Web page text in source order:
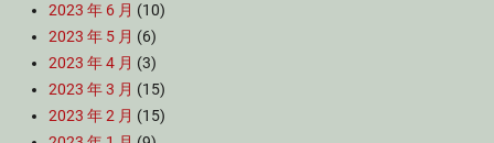
2023 年 6 月 (10)
2023 年 5 月 (6)
2023 年 4 月 (3)
2023 年 3 月 (15)
2023 年 2 月 (15)